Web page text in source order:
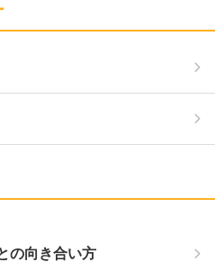
の向き合い方